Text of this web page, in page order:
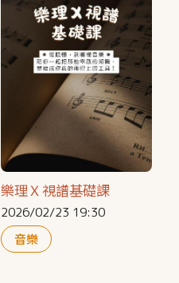
樂理Ｘ視譜基礎課
2026/02/23 19:30
音樂